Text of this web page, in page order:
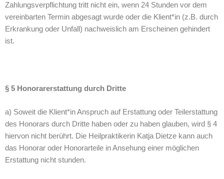
Zahlungsverpflichtung tritt nicht ein, wenn 24 Stunden vor dem
vereinbarten Termin abgesagt wurde oder die Klient*in (z.B. durch
Erkrankung oder Unfall) nachweislich am Erscheinen gehindert
ist.
§ 5 Honorarerstattung durch Dritte
a) Soweit die Klient*in Anspruch auf Erstattung oder Teilerstattung
des Honorars durch Dritte haben oder zu haben glauben, wird § 4
hiervon nicht berührt. Die Heilpraktikerin Katja Dietze kann auch
das Honorar oder Honorarteile in Ansehung einer möglichen
Erstattung nicht stunden.